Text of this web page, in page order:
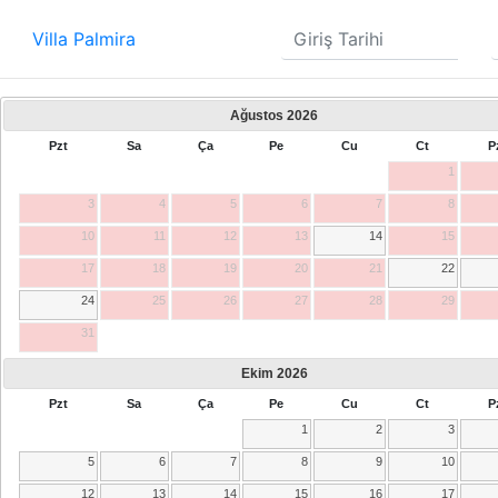
Villa Palmira
Ağustos 2026
Pzt Sa Ça Pe Cu Ct
1
3 4 5 6 7 8
10 11 12 13 14 15
17 18 19 20 21 22
24 25 26 27 28 29
31
Ekim 2026
Pzt Sa Ça Pe Cu Ct
1
2 3
5 6 7 8 9 10
12 13 14 15 16 17